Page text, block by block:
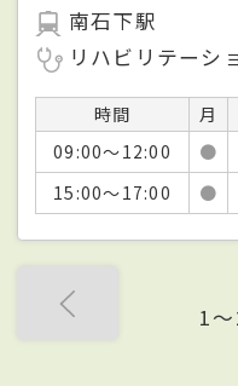
南石下駅
リハビリテーシ
時間 月
09:00～12:00
●
15:00～17:00
●
1